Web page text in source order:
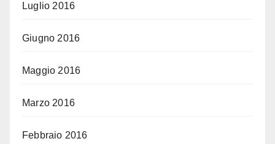
Luglio 2016
Giugno 2016
Maggio 2016
Marzo 2016
Febbraio 2016